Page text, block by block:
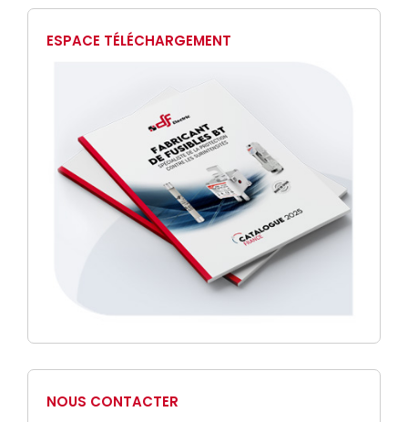
ESPACE TÉLÉCHARGEMENT
NOUS CONTACTER